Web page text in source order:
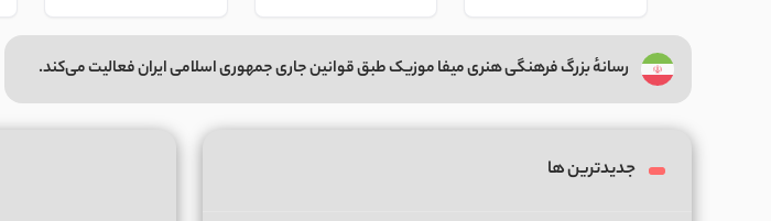
رسانهٔ بزرگ فرهنگی هنری میفا موزیک طبق قوانین جاری جمهوری اسلامی ایران فعالیت می‌کند.
جدیدترین ها